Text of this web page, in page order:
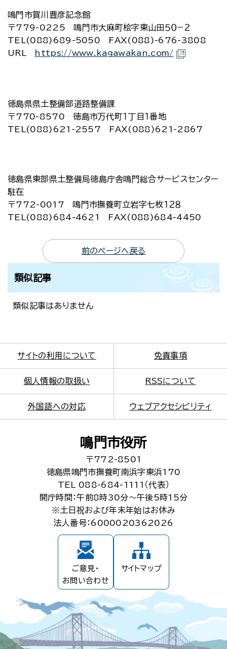
鳴門市賀川豊彦記念館
〒779-0225 鳴門市大麻町桧字東山田５０−２
TEL(088)689-5050 FAX(088)-676-3808
URL
https://www.kagawakan.com/
徳島県県土整備部道路整備課
〒770-8570 徳島市万代町１丁目１番地
TEL(088)621-2557 FAX(088)621-2867
徳島県東部県土整備局徳島庁舎鳴門総合サービスセンター
駐在
〒772-0017 鳴門市撫養町立岩字七枚１２８
TEL(088)684-4621 FAX(088)684-4450
前のページへ戻る
類似記事
類似記事はありません
サイトの利用について 免責事項
個人情報の取扱い RSSについて
外国語への対応 ウェブアクセシビリティ
鳴門市役所
〒772-8501
徳島県鳴門市撫養町南浜字東浜170
TEL 088-684-1111（代表）
開庁時間：午前8時30分～午後5時15分
※土日祝および年末年始はお休み
法人番号：6000020362026
ご意見・
お問い合わせ
サイトマップ